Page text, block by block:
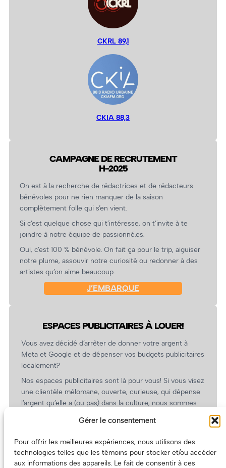
Gérer le consentement
Pour offrir les meilleures expériences, nous utilisons des
technologies telles que les témoins pour stocker et/ou accéder
aux informations des appareils. Le fait de consentir à ces
CKRL 89,1
CKIA 88,3
CAMPAGNE DE RECRUTEMENT
H-2025
On est à la recherche de rédactrices et de rédacteurs
bénévoles pour ne rien manquer de la saison
complètement folle qui s’en vient.
Si c’est quelque chose qui t’intéresse, on t’invite à te
joindre à notre équipe de passionné.es.
Oui, c’est 100 % bénévole. On fait ça pour le trip, aiguiser
notre plume, assouvir notre curiosité ou redonner à des
artistes qu’on aime beaucoup.
J’EMBARQUE
ESPACES PUBLICITAIRES À LOUER!
Vous avez décidé d’arrêter de donner votre argent à
Meta et Google et de dépenser vos budgets publicitaires
localement?
Nos espaces publicitaires sont là pour vous! Si vous visez
une clientèle mélomane, ouverte, curieuse, qui dépense
l’argent qu’elle a (ou pas) dans la culture, nous sommes
revient.
(Oui, on va avoir des tarifs spéciaux pour vous, les